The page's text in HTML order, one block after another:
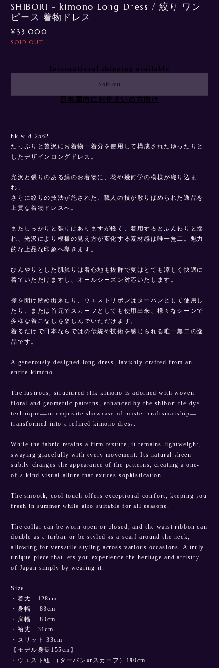
SHIBORI - kimono Long Dress / 絞り ワン
ピース 着物ドレス
¥33,000
SOLD OUT
International shipping available
Sold out
日本国内にお住まいの方向け
hk.w-d.2562
たっぷりと贅沢にお着物一着分を使用して構成されたゆったりと
したデザインロングドレス。
光沢と張りのある絹のお着物に、花や幾何学の模様が織り込ま
れ、
さらに絞りの技法が施された、職人の技が散りばめられた逸品を
上質な着物ドレスへ。
またしっかりと張りはありますが軽く、着用するとふんわりと揺
れ、光沢により模様の見え方が変化する素材感は唯一無二。魅力
的な上品な印象へ導きます。
ひんやりとした肌触りは着心地も抜群で夏はとても涼しく快適に
着ていただけますし、オールシーズン対応いたします。
襟を開け閉め出来たり、ウエストリボンはターバンとして使用し
たり、または首元でスカーフとしても使用出来、様々なシーンで
多様な着こなしを楽しんでいただけます。
着るだけで日本ならではの伝統や技術を感じられる唯一無二の逸
品です。
A generously designed long dress, lavishly crafted from an
entire kimono.
The lustrous, structured silk kimono is adorned with woven
floral and geometric patterns, enhanced by the shibori tie-dye
technique—an exquisite showcase of master craftsmanship—
transformed into a refined kimono dress.
While the fabric retains a firm texture, it remains lightweight,
swaying gracefully with every movement. Its natural sheen
subtly changes the appearance of the patterns, creating a one-
of-a-kind visual allure that exudes sophistication.
The smooth, cool touch offers exceptional comfort, keeping you
fresh in summer while also suitable for all seasons.
The collar can be worn open or closed, and the waist ribbon can
double as a turban or be styled as a scarf around the neck,
allowing for versatile styling across various occasions. A truly
unique piece that lets you experience the heritage and artistry
of Japan simply by wearing it.
Size
・着丈 128cm
・身幅 83cm
・肩幅 80cm
・袖丈 31cm
・スリット 33cm
【モデル身長155cm】
・ウエスト紐 （ターバンorスカーフ）190cm